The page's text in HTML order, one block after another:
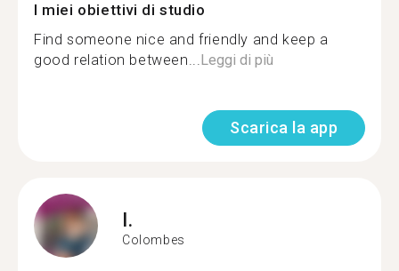
I miei obiettivi di studio
Find someone nice and friendly and keep a
good relation between...Leggi di più
Scarica la app
I.
Colombes